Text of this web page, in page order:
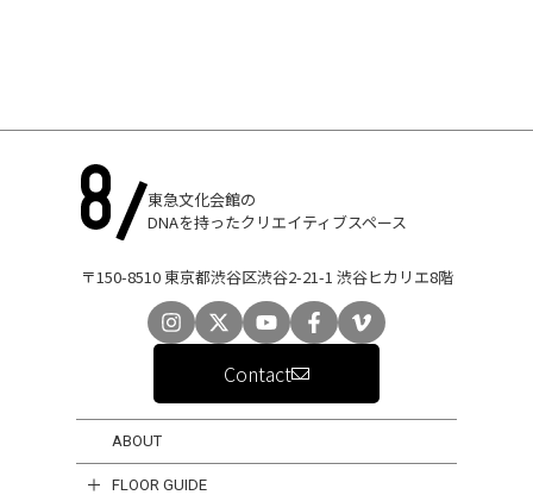
東急文化会館の
DNAを持ったクリエイティブスペース
〒150-8510 東京都渋谷区渋谷2-21-1 渋谷ヒカリエ8階
Contact
ABOUT
FLOOR GUIDE